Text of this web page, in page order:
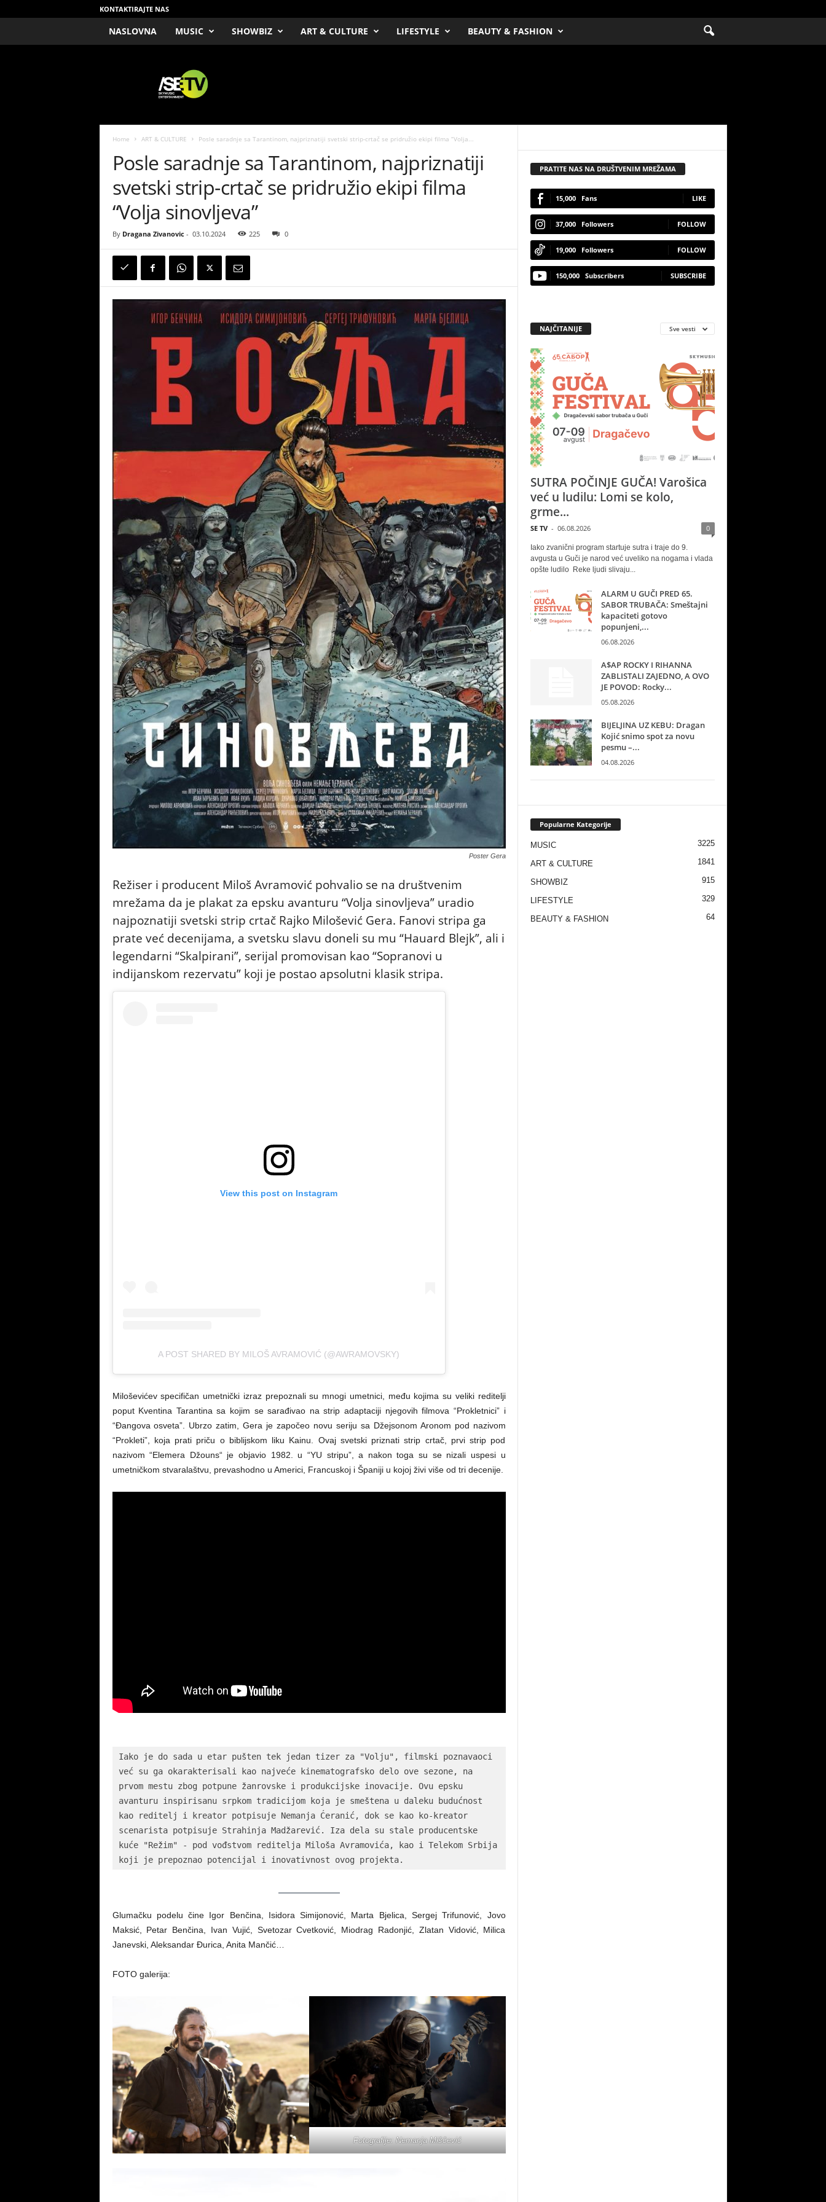
KONTAKTIRAJTE NAS
NASLOVNA MUSIC SHOWBIZ ART & CULTURE LIFESTYLE BEAUTY & FASHION
Home ART & CULTURE Posle saradnje sa Tarantinom, najpriznatiji svetski strip-crtač se pridružio ekipi filma “Volja...
Posle saradnje sa Tarantinom, najpriznatiji
svetski strip-crtač se pridružio ekipi filma
“Volja sinovljeva”
By Dragana Zivanovic- 03.10.2024 225 0
Poster Gera
Režiser i producent Miloš Avramović pohvalio se na društvenim
mrežama da je plakat za epsku avanturu “Volja sinovljeva” uradio
najpoznatiji svetski strip crtač Rajko Milošević Gera. Fanovi stripa ga
prate već decenijama, a svetsku slavu doneli su mu “Hauard Blejk”, ali i
legendarni “Skalpirani”, serijal promovisan kao “Sopranovi u
indijanskom rezervatu” koji je postao apsolutni klasik stripa.
View this post on Instagram
A POST SHARED BY MILOŠ AVRAMOVIĆ (@AWRAMOVSKY)
Miloševićev specifičan umetnički izraz prepoznali su mnogi umetnici, među kojima su veliki reditelji
poput Kventina Tarantina sa kojim se sarađivao na strip adaptaciji njegovih filmova “Prokletnici” i
“Đangova osveta”. Ubrzo zatim, Gera je započeo novu seriju sa Džejsonom Aronom pod nazivom
“Prokleti”, koja prati priču o biblijskom liku Kainu. Ovaj svetski priznati strip crtač, prvi strip pod
nazivom “Elemera Džouns“ je objavio 1982. u “YU stripu”, a nakon toga su se nizali uspesi u
umetničkom stvaralaštvu, prevashodno u Americi, Francuskoj i Španiji u kojoj živi više od tri decenije.
Iako je do sada u etar pušten tek jedan tizer za "Volju", filmski poznavaoci
već su ga okarakterisali kao najveće kinematografsko delo ove sezone, na
prvom mestu zbog potpune žanrovske i produkcijske inovacije. Ovu epsku
avanturu inspirisanu srpkom tradicijom koja je smeštena u daleku budućnost
kao reditelj i kreator potpisuje Nemanja Ćeranić, dok se kao ko-kreator
scenarista potpisuje Strahinja Madžarević. Iza dela su stale producentske
kuće "Režim" - pod vođstvom reditelja Miloša Avramovića, kao i Telekom Srbija
koji je prepoznao potencijal i inovativnost ovog projekta.
Glumačku podelu čine Igor Benčina, Isidora Simijonović, Marta Bjelica, Sergej Trifunović, Jovo
Maksić, Petar Benčina, Ivan Vujić, Svetozar Cvetković, Miodrag Radonjić, Zlatan Vidović, Milica
Janevski, Aleksandar Đurica, Anita Mančić…
FOTO galerija:
Fotografije: Nemanja Miščević
PRATITE NAS NA DRUŠTVENIM MREŽAMA
15,000 Fans LIKE
37,000 Followers FOLLOW
19,000 Followers FOLLOW
150,000 Subscribers SUBSCRIBE
NAJČITANIJE Sve vesti
SUTRA POČINJE GUČA! Varošica
već u ludilu: Lomi se kolo,
grme...
SE TV - 06.08.2026 0
Iako zvanični program startuje sutra i traje do 9.
avgusta u Guči je narod već uveliko na nogama i vlada
opšte ludilo Reke ljudi slivaju...
ALARM U GUČI PRED 65.
SABOR TRUBAČA: Smeštajni
kapaciteti gotovo
popunjeni,...
06.08.2026
A$AP ROCKY I RIHANNA
ZABLISTALI ZAJEDNO, A OVO
JE POVOD: Rocky...
05.08.2026
BIJELJINA UZ KEBU: Dragan
Kojić snimo spot za novu
pesmu –...
04.08.2026
Popularne Kategorije
MUSIC 3225
ART & CULTURE 1841
SHOWBIZ 915
LIFESTYLE 329
BEAUTY & FASHION 64